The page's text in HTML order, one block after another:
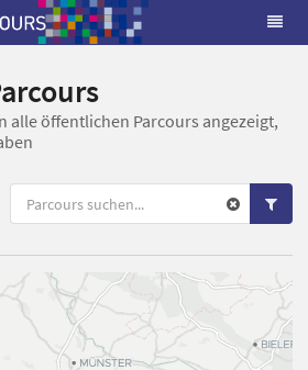
alle öffentlichen Parcours angezeigt,